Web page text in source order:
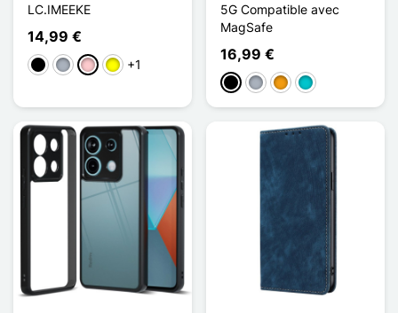
LC.IMEEKE
14,99 €
PretoCinzento
RosaAmarelo
+1
5G Compatible avec
MagSafe
16,99 €
PretoCinzento
LaranjaTurquesa